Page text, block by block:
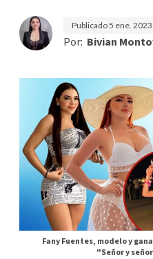
Publicado5 ene. 2023
Por: Bivian
Fany Fuentes, modelo y
"Señor y